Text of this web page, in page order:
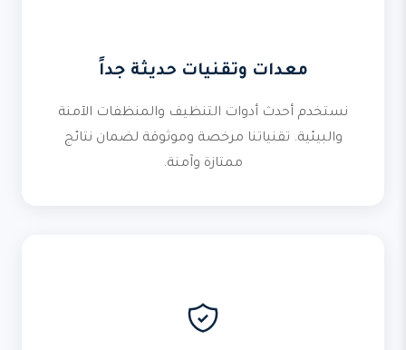
معدات وتقنيات حديثة جداً
نستخدم أحدث أدوات التنظيف والمنظفات الآمنة
والبيئية. تقنياتنا مرخصة وموثوقة لضمان نتائج
ممتازة وآمنة.